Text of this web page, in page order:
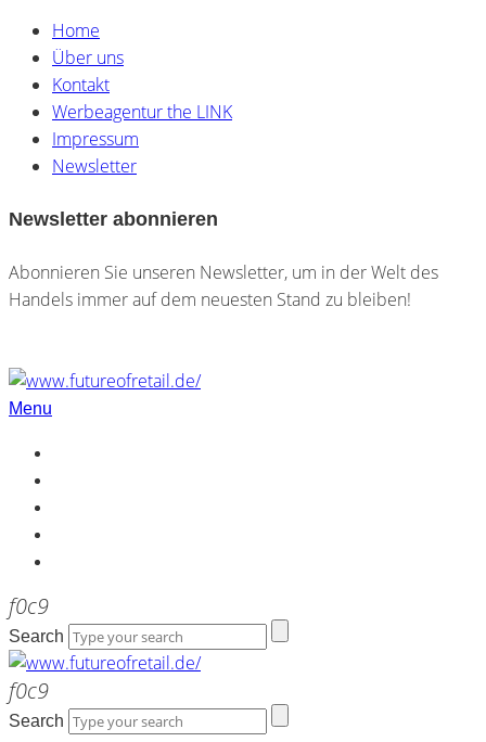
Home
Über uns
Kontakt
Werbeagentur the LINK
Impressum
Newsletter
Newsletter abonnieren
Abonnieren Sie unseren Newsletter, um in der Welt des
Handels immer auf dem neuesten Stand zu bleiben!
Menu
Search
Search